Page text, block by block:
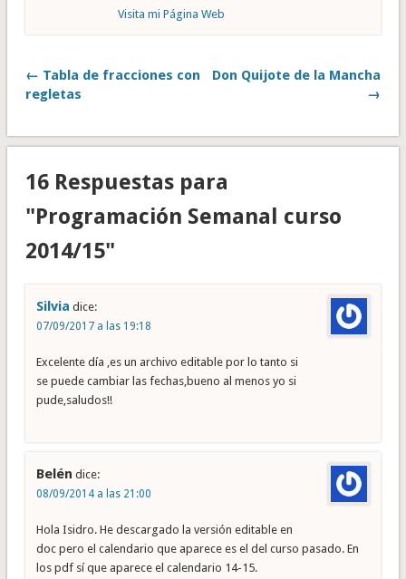
Visita mi Página Web
← Tabla de fracciones con
regletas
Don Quijote de la Mancha
→
16 Respuestas para
"Programación Semanal curso
2014/15"
Silvia dice:
07/09/2017 a las 19:18
Excelente día ,es un archivo editable por lo tanto si
se puede cambiar las fechas,bueno al menos yo si
pude,saludos!!
Belén dice:
08/09/2014 a las 21:00
Hola Isidro. He descargado la versión editable en
doc pero el calendario que aparece es el del curso pasado. En
los pdf sí que aparece el calendario 14-15.